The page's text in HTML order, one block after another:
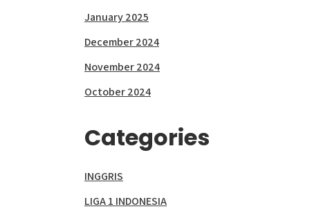
January 2025
December 2024
November 2024
October 2024
Categories
INGGRIS
LIGA 1 INDONESIA